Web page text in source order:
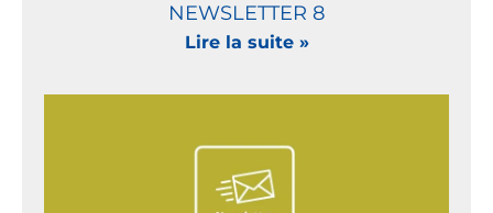
NEWSLETTER 8
Lire la suite »